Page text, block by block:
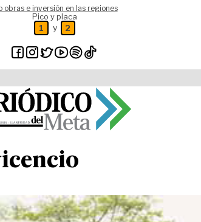
e inversión en las regiones
Pico y placa
1 y 2